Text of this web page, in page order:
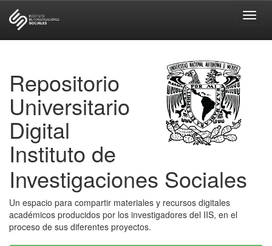
Repositorio
Universitario
Digital
Instituto de
Investigaciones Sociales
Un espacio para compartir materiales y recursos digitales
académicos producidos por los investigadores del IIS, en el
proceso de sus diferentes proyectos.